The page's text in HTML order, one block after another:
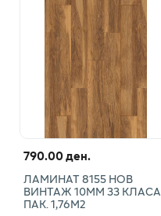
790.00 ден.
ЛАМИНАТ 8155 НОВ
ВИНТАЖ 10ММ 33 КЛАСА
ПАК. 1,76М2